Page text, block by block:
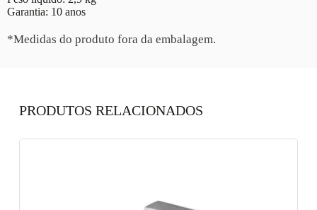
Garantia: 10 anos
*Medidas do produto fora da embalagem.
PRODUTOS RELACIONADOS